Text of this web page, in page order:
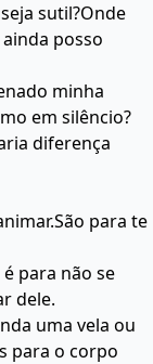
sutil?Onde
posso
minha
em silêncio?
diferença
para te
para não se
dele.
uma vela ou
para o corpo